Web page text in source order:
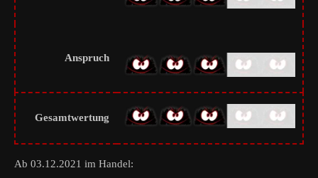
Anspruch
Gesamtwertung
Ab 03.12.2021 im Handel: